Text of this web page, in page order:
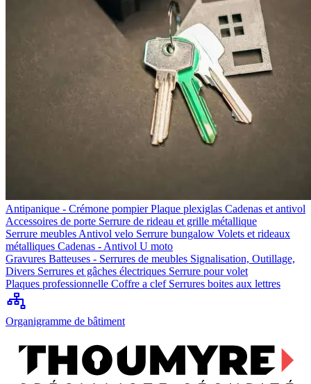
Antipanique - Crémone pompierPlaque plexiglas Cadenas et antivol
Accessoires de porte Serrure de rideau et grille métallique
Serrure meubles Antivol velo Serrure bungalow Volets et rideaux
métalliques Cadenas - Antivol U moto
Gravures Batteuses - Serrures de meubles Signalisation, Outillage,
Divers Serrures et gâches électriques Serrure pour volet
Plaques professionnelle Coffre a clef Serrures boites aux lettres
Organigramme de bâtiment